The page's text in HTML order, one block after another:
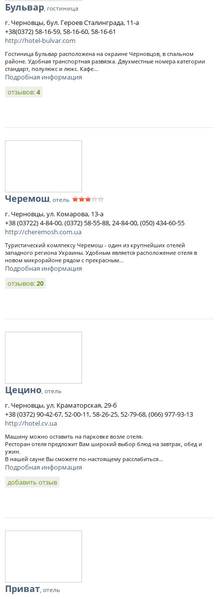
Бульвар, гостиница
г. Черновцы, бул. Героев Сталинграда, 11-а
+38(0372) 58-16-59, 58-16-60, 58-16-61
http://hotel-bulvar.com
Гостиница Бульвар расположена на окраине Черновцов, в спальном
районе. Удобная транспортная развязка. Двухместные номера категории
стандарт, полулюкс и люкс. Кафе...
Подробная информация
отзывов:4
Черемош, отель
г. Черновцы, ул. Комарова, 13-а
+38 (03722) 4-84-00, (0372) 58-55-88, 24-84-00, (050) 434-60-55
http://cheremosh.com.ua
Туристический комлпексу Черемош - один из крупнейших отелей
западного региона Украины. Удобным является расположение отеля в
новом микрорайоне рядом с прекрасным...
Подробная информация
отзывов:20
Цецино, отель
г. Черновцы, ул. Краматорская, 29-б
+38 (0372) 90-42-67, 52-00-11, 58-26-25, 52-79-68, (066) 977-93-13
http://hotel.cv.ua
Машину можно оставить на парковке возле отеля.
Ресторан отеля предложит Вам широкий выбор блюд на завтрак, обед и
ужин.
В нашей сауне Вы сможете по-настоящему расслабиться...
Подробная информация
добавить отзыв
Приват, отель